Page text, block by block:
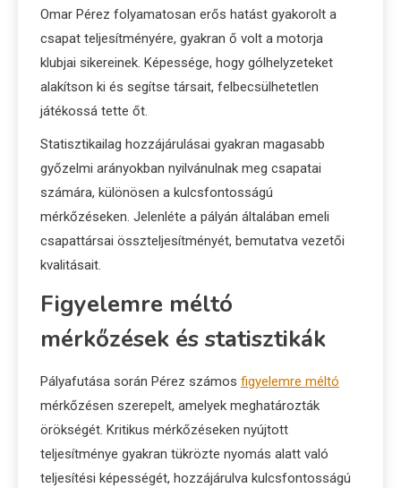
Omar Pérez folyamatosan erős hatást gyakorolt a
csapat teljesítményére, gyakran ő volt a motorja
klubjai sikereinek. Képessége, hogy gólhelyzeteket
alakítson ki és segítse társait, felbecsülhetetlen
játékossá tette őt.
Statisztikailag hozzájárulásai gyakran magasabb
győzelmi arányokban nyilvánulnak meg csapatai
számára, különösen a kulcsfontosságú
mérkőzéseken. Jelenléte a pályán általában emeli
csapattársai összteljesítményét, bemutatva vezetői
kvalitásait.
Figyelemre méltó
mérkőzések és statisztikák
Pályafutása során Pérez számos figyelemre méltó
mérkőzésen szerepelt, amelyek meghatározták
örökségét. Kritikus mérkőzéseken nyújtott
teljesítménye gyakran tükrözte nyomás alatt való
teljesítési képességét, hozzájárulva kulcsfontosságú